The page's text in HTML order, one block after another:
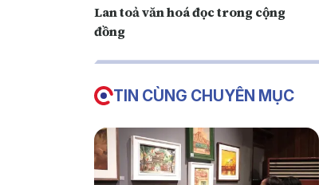
Lan toả văn hoá đọc trong cộng
đồng
TIN CÙNG CHUYÊN MỤC